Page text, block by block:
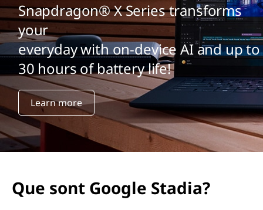
Snapdragon® X Series transforms
your
everyday with on-device AI and up to
30 hours of battery life!
Learn more
Que sont Google Stadia?